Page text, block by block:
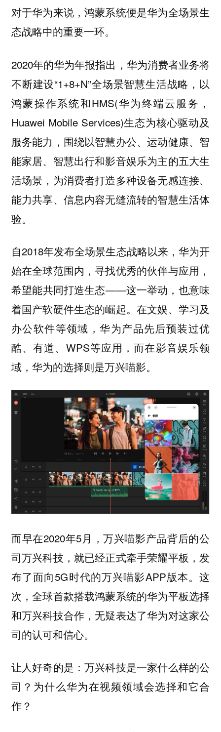
对于华为来说，鸿蒙系统便是华为全场景生
态战略中的重要一环。
2020年的华为年报指出，华为消费者业务将
不断建设“1+8+N”全场景智慧生活战略，以
鸿蒙操作系统和HMS(华为终端云服务，
Huawei Mobile Services)生态为核心驱动及
服务能力，围绕以智慧办公、运动健康、智
能家居、智慧出行和影音娱乐为主的五大生
活场景，为消费者打造多种设备无感连接、
能力共享、信息内容无缝流转的智慧生活体
验。
自2018年发布全场景生态战略以来，华为开
始在全球范围内，寻找优秀的伙伴与应用，
希望能共同打造生态——这一举动，也意味
着国产软硬件生态的崛起。在文娱、学习及
办公软件等领域，华为产品先后预装过优
酷、有道、WPS等应用，而在影音娱乐领
域，华为的选择则是万兴喵影。
而早在2020年5月，万兴喵影产品背后的公
司万兴科技，就已经正式牵手荣耀平板，发
布了面向5G时代的万兴喵影APP版本。这
次，全球首款搭载鸿蒙系统的华为平板选择
和万兴科技合作，无疑表达了华为对这家公
司的认可和信心。
让人好奇的是：万兴科技是一家什么样的公
司？为什么华为在视频领域会选择和它合
作？